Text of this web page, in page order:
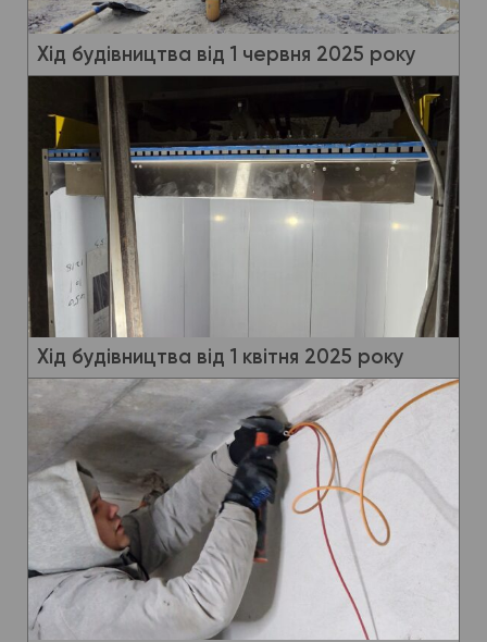
Хід будівництва від 1 червня 2025 року
Хід будівництва від 1 квітня 2025 року